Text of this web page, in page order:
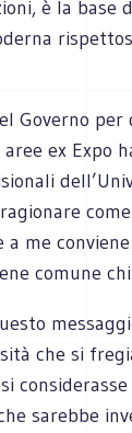
è la base
Governo per
aree ex Expo
a me
comune
che si
sarebbe